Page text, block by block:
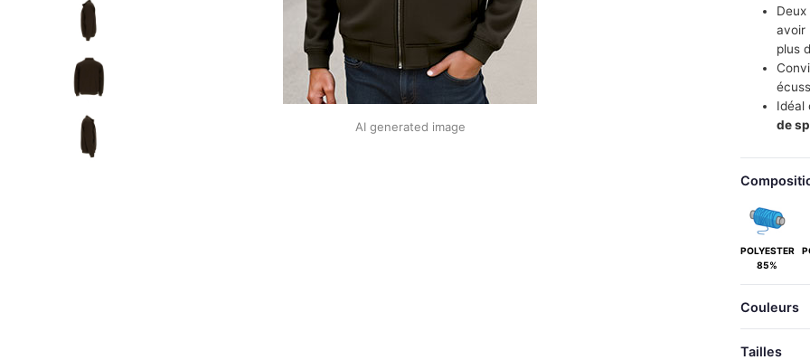
AI generated image
avoir
plus
de
POLYESTER
85%
Couleurs
Tailles